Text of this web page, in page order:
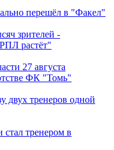
перешёл в "Факел"
зрителей -
растёт"
27 августа
ФК "Томь"
двух тренеров одной
тренером в